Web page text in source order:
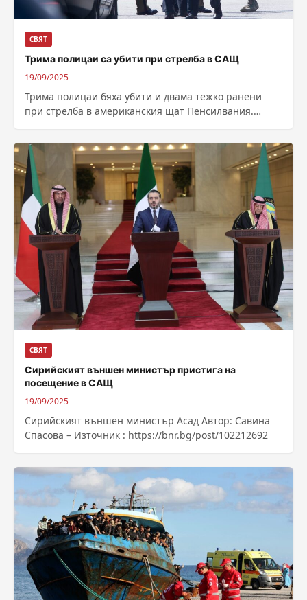
СВЯТ
Трима полицаи са убити при стрелба в САЩ
19/09/2025
Трима полицаи бяха убити и двама тежко ранени
при стрелба в американския щат Пенсилвания.
СВЯТ
Сирийският външен министър пристига на
посещение в САЩ
19/09/2025
Сирийският външен министър Асад Автор: Савина
Спасова – Източник : https://bnr.bg/post/102212692